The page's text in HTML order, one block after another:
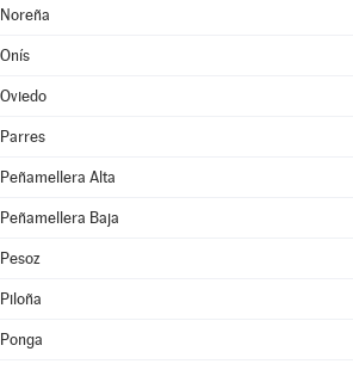
Noreña
Onís
Oviedo
Parres
Peñamellera Alta
Peñamellera Baja
Pesoz
Piloña
Ponga